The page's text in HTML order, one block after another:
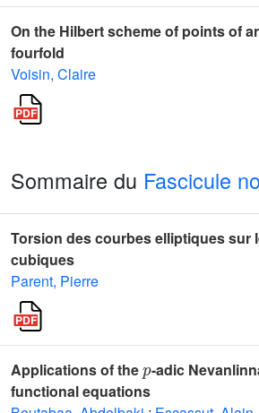
On the Hilbert scheme of points of
fourfold
Voisin, Claire
Sommaire du Fascicule
Torsion des courbes elliptiques sur
cubiques
Parent, Pierre
Applications of the -adic
functional equations